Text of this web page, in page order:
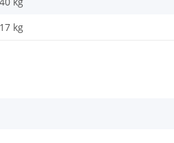
kg